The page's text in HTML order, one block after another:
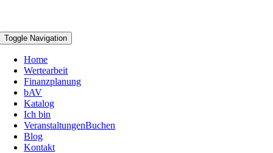
Toggle Navigation
Home
Wertearbeit
Finanzplanung
bAV
Katalog
Ich bin
VeranstaltungenBuchen
Blog
Kontakt